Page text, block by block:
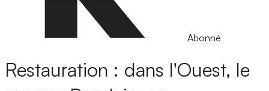
Abonné
Restauration : dans l'Ouest, le